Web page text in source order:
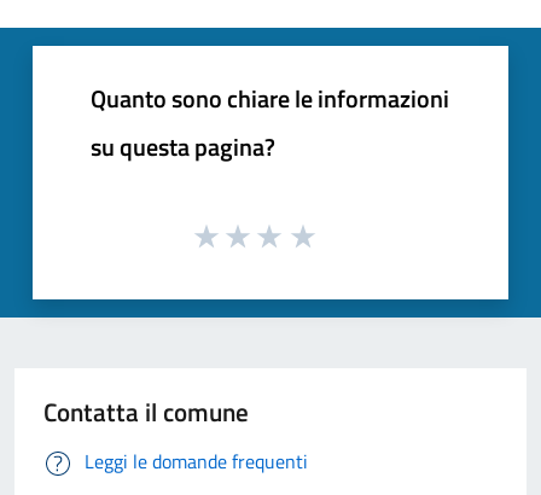
Quanto sono chiare le informazioni
su questa pagina?
Contatta il comune
Leggi le domande frequenti